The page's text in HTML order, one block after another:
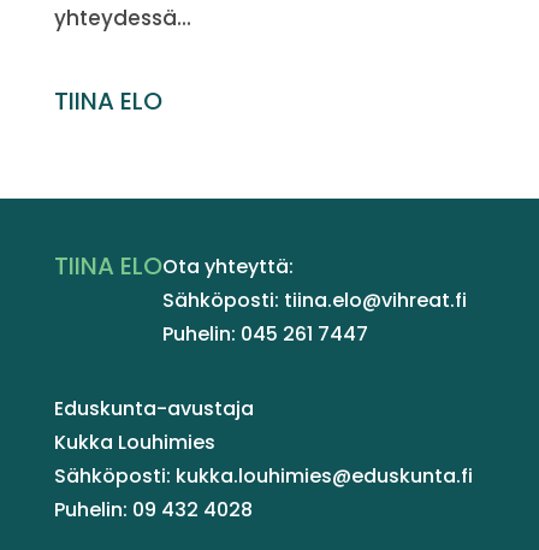
yhteydessä...
TIINA ELO
TIINA ELOOta yhteyttä:
Sähköposti: tiina.elo@vihreat.fi
Puhelin: 045 261 7447
Eduskunta-avustaja
Kukka Louhimies
Sähköposti: kukka.louhimies@eduskunta.fi
Puhelin: 09 432 4028